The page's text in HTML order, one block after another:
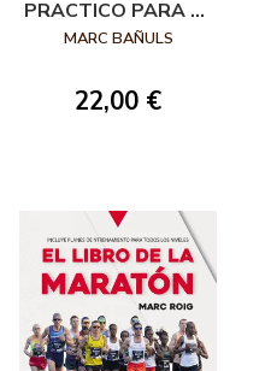
PRACTICO PARA EL
CORREDOR
ZANCADAS HASTA
MARC BAÑULS
22,00 €